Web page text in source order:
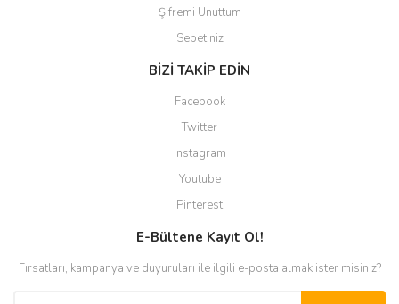
Şifremi Unuttum
Sepetiniz
BİZİ TAKİP EDİN
Facebook
Twitter
Instagram
Youtube
Pinterest
E-Bültene Kayıt Ol!
Fırsatları, kampanya ve duyuruları ile ilgili e-posta almak ister misiniz?